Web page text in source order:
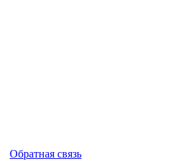
Обратная связь